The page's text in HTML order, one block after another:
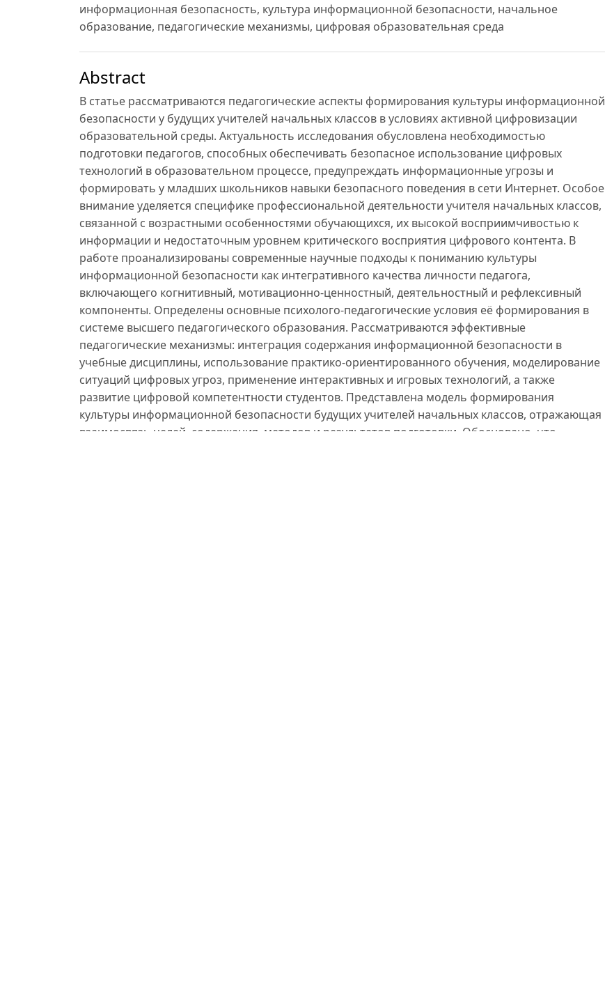
информационная безопасность, культура информационной безопасности, начальное
образование, педагогические механизмы, цифровая образовательная среда
Abstract
В статье рассматриваются педагогические аспекты формирования культуры информационной
безопасности у будущих учителей начальных классов в условиях активной цифровизации
образовательной среды. Актуальность исследования обусловлена необходимостью
подготовки педагогов, способных обеспечивать безопасное использование цифровых
технологий в образовательном процессе, предупреждать информационные угрозы и
формировать у младших школьников навыки безопасного поведения в сети Интернет. Особое
внимание уделяется специфике профессиональной деятельности учителя начальных классов,
связанной с возрастными особенностями обучающихся, их высокой восприимчивостью к
информации и недостаточным уровнем критического восприятия цифрового контента. В
работе проанализированы современные научные подходы к пониманию культуры
информационной безопасности как интегративного качества личности педагога,
включающего когнитивный, мотивационно-ценностный, деятельностный и рефлексивный
компоненты. Определены основные психолого-педагогические условия её формирования в
системе высшего педагогического образования. Рассматриваются эффективные
педагогические механизмы: интеграция содержания информационной безопасности в
учебные дисциплины, использование практико-ориентированного обучения, моделирование
ситуаций цифровых угроз, применение интерактивных и игровых технологий, а также
развитие цифровой компетентности студентов. Представлена модель формирования
культуры информационной безопасности будущих учителей начальных классов, отражающая
взаимосвязь целей, содержания, методов и результатов подготовки. Обосновано, что